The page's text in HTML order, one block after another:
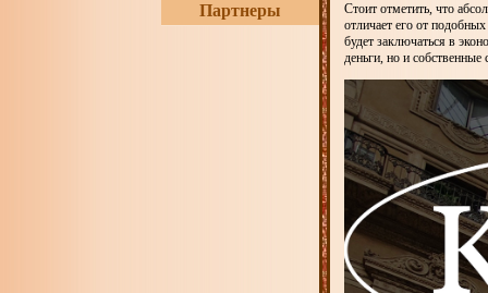
Партнеры
Стоит отметить, что
отличает его от
будет заключаться в
деньги, но и